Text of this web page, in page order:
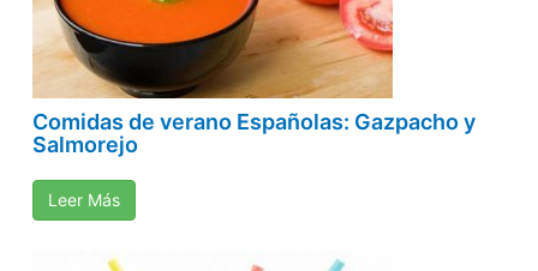
Comidas de verano Españolas: Gazpacho y
Salmorejo
Leer Más